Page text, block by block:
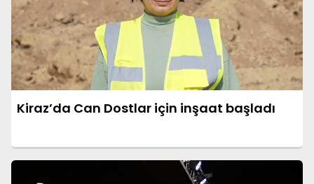
Kiraz’da Can Dostlar için inşaat başladı